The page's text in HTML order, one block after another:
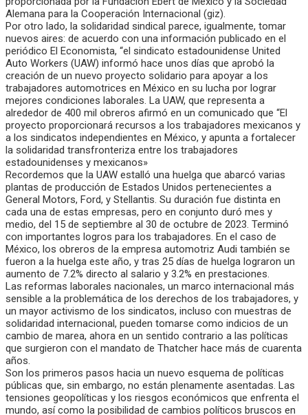
Alemana para la Cooperación Internacional (giz).
Por otro lado, la solidaridad sindical parece, igualmente, tomar
nuevos aires: de acuerdo con una información publicado en el
periódico El Economista, “el sindicato estadounidense United
Auto Workers (UAW) informó hace unos días que aprobó la
creación de un nuevo proyecto solidario para apoyar a los
trabajadores automotrices en México en su lucha por lograr
mejores condiciones laborales. La UAW, que representa a
alrededor de 400 mil obreros afirmó en un comunicado que “El
proyecto proporcionará recursos a los trabajadores mexicanos y
a los sindicatos independientes en México, y apunta a fortalecer
la solidaridad transfronteriza entre los trabajadores
estadounidenses y mexicanos»
Recordemos que la UAW estalló una huelga que abarcó varias
plantas de producción de Estados Unidos pertenecientes a
General Motors, Ford, y Stellantis. Su duración fue distinta en
cada una de estas empresas, pero en conjunto duró mes y
medio, del 15 de septiembre al 30 de octubre de 2023. Terminó
con importantes logros para los trabajadores. En el caso de
México, los obreros de la empresa automotriz Audi también se
fueron a la huelga este año, y tras 25 días de huelga lograron un
aumento de 7.2% directo al salario y 3.2% en prestaciones.
Las reformas laborales nacionales, un marco internacional más
sensible a la problemática de los derechos de los trabajadores, y
un mayor activismo de los sindicatos, incluso con muestras de
solidaridad internacional, pueden tomarse como indicios de un
cambio de marea, ahora en un sentido contrario a las políticas
que surgieron con el mandato de Thatcher hace más de cuarenta
años.
Son los primeros pasos hacia un nuevo esquema de políticas
públicas que, sin embargo, no están plenamente asentadas. Las
tensiones geopolíticas y los riesgos económicos que enfrenta el
mundo, así como la posibilidad de cambios políticos bruscos en